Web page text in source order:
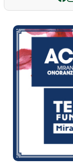
La Pressa